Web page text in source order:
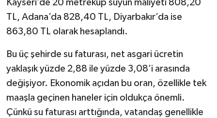
Kayseri’de 20 metreküp suyun maliyeti 808,20
TL, Adana’da 828,40 TL, Diyarbakır’da ise
863,80 TL olarak hesaplandı.
Bu üç şehirde su faturası, net asgari ücretin
yaklaşık yüzde 2,88 ile yüzde 3,08’i arasında
değişiyor. Ekonomik açıdan bu oran, özellikle tek
maaşla geçinen haneler için oldukça önemli.
Çünkü su faturası arttığında, vatandaş genellikle